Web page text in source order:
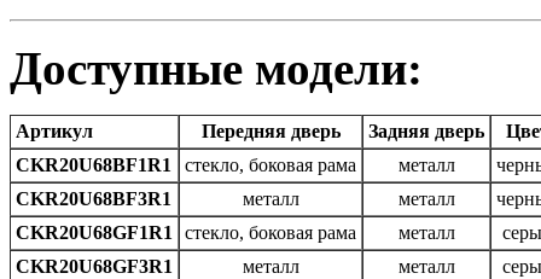
Доступные модели:
Артикул Передняя дверь Задняя дверь
CKR20U68BF1R1
стекло, боковая рама металл
CKR20U68BF3R1
металл металл
CKR20U68GF1R1
стекло, боковая рама металл
CKR20U68GF3R1
металл металл